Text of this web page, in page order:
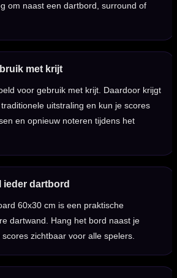
om naast een dartbord, surround of
met krijt
voor gebruik met krijt. Daardoor krijgt
uitstraling en kun je scores
en opnieuw noteren tijdens het
ieder dartbord
60x30 cm is een praktische
dartwand. Hang het bord naast je
zichtbaar voor alle spelers.